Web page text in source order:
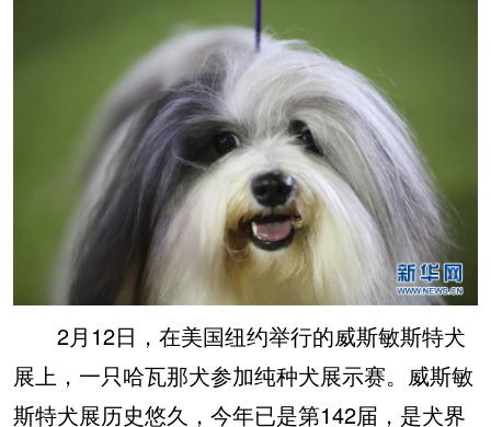
2月12日，在美国纽约举行的威斯敏斯特犬
展上，一只哈瓦那犬参加纯种犬展示赛。威斯敏
斯特犬展历史悠久，今年已是第142届，是犬界